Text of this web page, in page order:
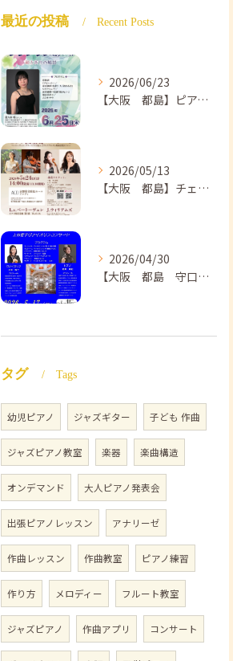
最近の投稿 Recent Posts
2026/06/23
【大阪 都島】ピアノ教室ならNAOMIミュージックスクール ピアノ講師 佐々木唯先生のコンサートのご案内🎵
2026/05/13
【大阪 都島】チェロ教室 NAOMIミュージックスクール❣️チェリスト中島紗理先生のコンサートのご案内🎵
2026/04/30
【大阪 都島 守口】ヴァイオリン教室❣️NAOMIミュージックスクール🎵ヴァイオリン講師 上田哲子先生のコンサートのご案内❗️
タグ Tags
幼児ピアノ ジャズギター 子ども 作曲
ジャズピアノ教室 楽器 楽曲構造
オンデマンド 大人ピアノ発表会
出張ピアノレッスン アナリーゼ
作曲レッスン 作曲教室 ピアノ練習
作り方 メロディー フルート教室
ジャズピアノ 作曲アプリ コンサート